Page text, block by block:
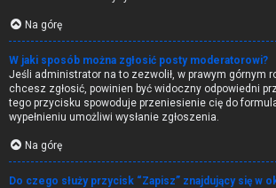
Na górę
W jaki sposób można zgłosić posty moderatorowi?
Jeśli administrator na to zezwolił, w prawym górnym
chcesz zgłosić, powinien być widoczny odpowiedni
tego przycisku spowoduje przeniesienie cię do
wypełnieniu umożliwi wysłanie zgłoszenia.
Na górę
Do czego służy przycisk “Zapisz” znajdujący się w